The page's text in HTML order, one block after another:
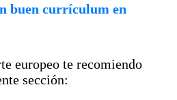
buen currículum en
europeo te recomiendo
sección: